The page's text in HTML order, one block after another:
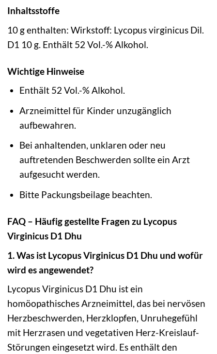
Inhaltsstoffe
10 g enthalten: Wirkstoff: Lycopus virginicus Dil.
D1 10 g. Enthält 52 Vol.-% Alkohol.
Wichtige Hinweise
Enthält 52 Vol.-% Alkohol.
Arzneimittel für Kinder unzugänglich
aufbewahren.
Bei anhaltenden, unklaren oder neu
auftretenden Beschwerden sollte ein Arzt
aufgesucht werden.
Bitte Packungsbeilage beachten.
FAQ – Häufig gestellte Fragen zu Lycopus
Virginicus D1 Dhu
1. Was ist Lycopus Virginicus D1 Dhu und wofür
wird es angewendet?
Lycopus Virginicus D1 Dhu ist ein
homöopathisches Arzneimittel, das bei nervösen
Herzbeschwerden, Herzklopfen, Unruhegefühl
mit Herzrasen und vegetativen Herz-Kreislauf-
Störungen eingesetzt wird. Es enthält den